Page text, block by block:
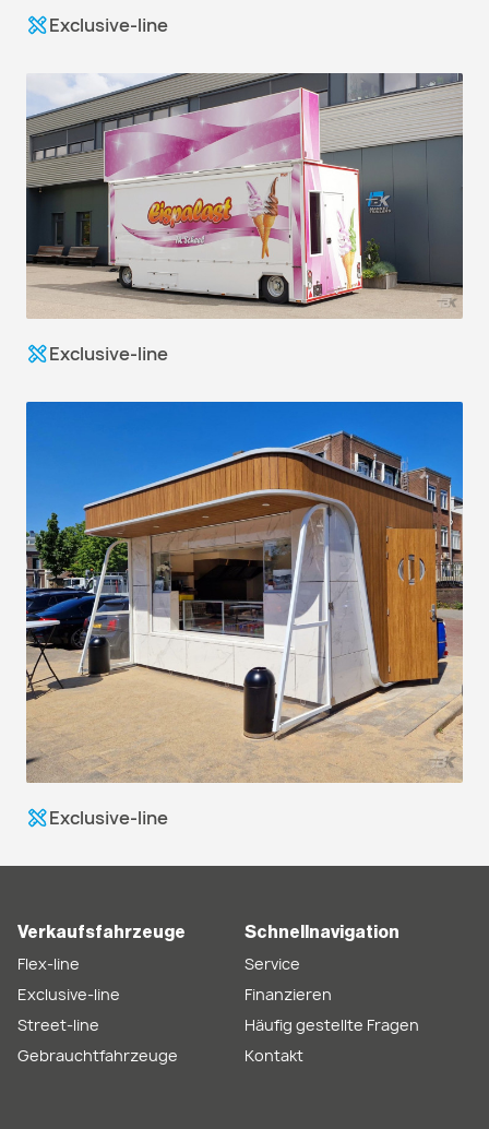
Exclusive-line
Exclusive-line
Exclusive-line
Verkaufsfahrzeuge
Flex-line
Exclusive-line
Street-line
Gebrauchtfahrzeuge
Schnellnavigation
Service
Finanzieren
Häufig gestellte Fragen
Kontakt